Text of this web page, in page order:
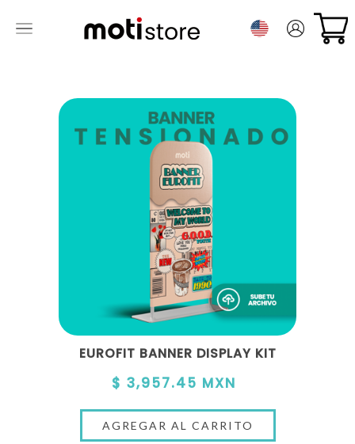
EUROFIT BANNER DISPLAY KIT
$ 3,957.45 MXN